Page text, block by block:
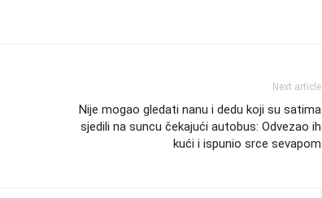
Next article
Nije mogao gledati nanu i dedu koji su satima
sjedili na suncu čekajući autobus: Odvezao ih
kući i ispunio srce sevapom